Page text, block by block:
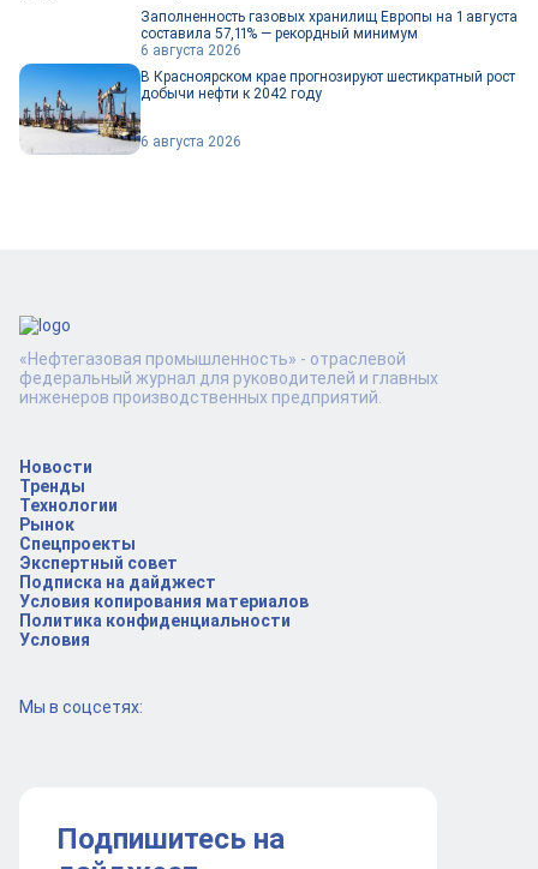
Заполненность газовых хранилищ Европы на 1 августа
составила 57,11% — рекордный минимум
6 августа 2026
В Красноярском крае прогнозируют шестикратный рост
добычи нефти к 2042 году
6 августа 2026
Новости
Тренды
Технологии
Рынок
Спецпроекты
Экспертный совет
Подписка на дайджест
Условия копирования материалов
Политика конфиденциальности
Условия
Мы в соцсетях:
Подпишитесь на
«Нефтегазовая промышленность» - отраслевой
федеральный журнал для руководителей и главных
инженеров производственных предприятий.